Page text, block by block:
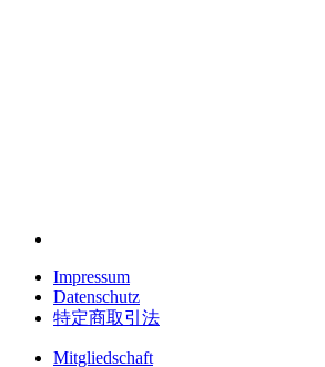
Impressum
Datenschutz
特定商取引法
Mitgliedschaft